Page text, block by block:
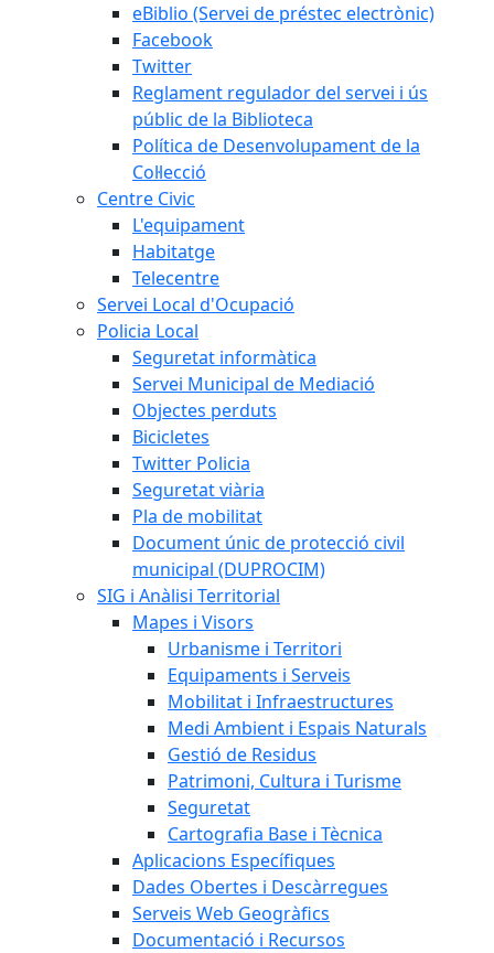
eBiblio (Servei de préstec electrònic)
Facebook
Twitter
Reglament regulador del servei i ús
públic de la Biblioteca
Política de Desenvolupament de la
Col·lecció
Centre Civic
L'equipament
Habitatge
Telecentre
Servei Local d'Ocupació
Policia Local
Seguretat informàtica
Servei Municipal de Mediació
Objectes perduts
Bicicletes
Twitter Policia
Seguretat viària
Pla de mobilitat
Document únic de protecció civil
municipal (DUPROCIM)
SIG i Anàlisi Territorial
Mapes i Visors
Urbanisme i Territori
Equipaments i Serveis
Mobilitat i Infraestructures
Medi Ambient i Espais Naturals
Gestió de Residus
Patrimoni, Cultura i Turisme
Seguretat
Cartografia Base i Tècnica
Aplicacions Específiques
Dades Obertes i Descàrregues
Serveis Web Geogràfics
Documentació i Recursos